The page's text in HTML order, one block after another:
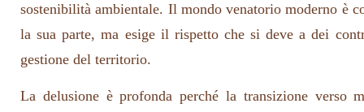
sostenibilità ambientale. Il mondo venatorio moderno è
la sua parte, ma esige il rispetto che si deve a dei
gestione del territorio.
La delusione è profonda perché la transizione verso